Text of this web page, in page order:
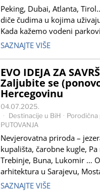
Peking, Dubai, Atlanta,
diče čudima u kojima
Kada kažemo vodeni
SAZNAJTE VIŠE
EVO IDEJA ZA
Zaljubite se
Hercegovinu
04.07.2025.
Destinacije u BiH · Porodična
PUTOVANJA
Nevjerovatna priroda –
kupališta, čarobne kugle, Pa
Trebinje, Buna, Lukomir …
arhitektura u Sarajevu,
SAZNAJTE VIŠE